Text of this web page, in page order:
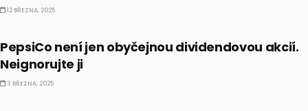
12 BŘEZNA, 2025
PepsiCo není jen obyčejnou dividendovou akcií.
Neignorujte ji
3 BŘEZNA, 2025